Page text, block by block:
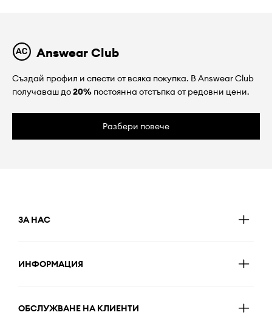
Answear Club
Създай профил и спести от всяка покупка. В Answear Club
получаваш до20% постоянна отстъпка от редовни цени.
Разбери повече
ЗА НАС
ИНФОРМАЦИЯ
ОБСЛУЖВАНЕ НА КЛИЕНТИ